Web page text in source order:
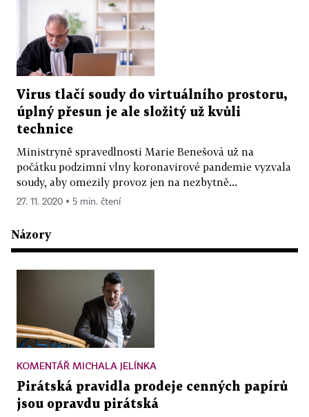
Virus tlačí soudy do virtuálního prostoru,
úplný přesun je ale složitý už kvůli
technice
Ministryně spravedlnosti Marie Benešová už na
počátku podzimní vlny koronavirové pandemie vyzvala
soudy, aby omezily provoz jen na nezbytně...
27. 11. 2020 ▪ 5 min. čtení
Názory
KOMENTÁŘ MICHALA JELÍNKA
Pirátská pravidla prodeje cenných papírů
jsou opravdu pirátská